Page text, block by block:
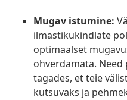
Mugav istumine:
ilmastikukindlate
optimaalset
ohverdamata. Need
tagades, et teie
kutsuvaks ja